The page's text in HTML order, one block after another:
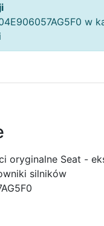
w
oryginalne Seat -
silników